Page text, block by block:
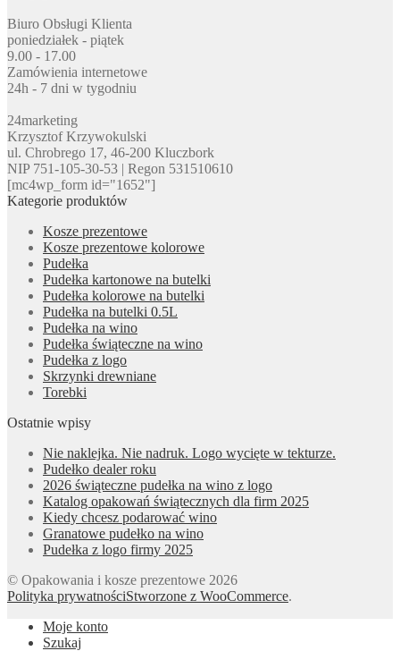
Biuro Obsługi Klienta
poniedziałek - piątek
9.00 - 17.00
Zamówienia internetowe
24h - 7 dni w tygodniu
24marketing
Krzysztof Krzywokulski
ul. Chrobrego 17, 46-200 Kluczbork
NIP 751-105-30-53 | Regon 531510610
[mc4wp_form id="1652"]
Kategorie produktów
Kosze prezentowe
Kosze prezentowe kolorowe
Pudełka
Pudełka kartonowe na butelki
Pudełka kolorowe na butelki
Pudełka na butelki 0.5L
Pudełka na wino
Pudełka świąteczne na wino
Pudełka z logo
Skrzynki drewniane
Torebki
Ostatnie wpisy
Nie naklejka. Nie nadruk. Logo wycięte w tekturze.
Pudełko dealer roku
2026 świąteczne pudełka na wino z logo
Katalog opakowań świątecznych dla firm 2025
Kiedy chcesz podarować wino
Granatowe pudełko na wino
Pudełka z logo firmy 2025
© Opakowania i kosze prezentowe 2026
Polityka prywatnościStworzone z WooCommerce.
Moje konto
Szukaj